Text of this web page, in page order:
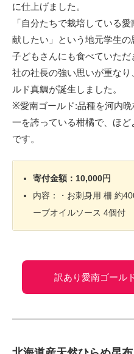
に仕上げました。
「自分たちで栽培している
献したい」という地元学生
子どもさんにも食べていた
社の社長の強い思いが重な
ルド真鯛が誕生しました。
※愛南ゴールド:品種を河内
一を誇っている柑橘で、ほ
です。
寄付金額：10,000円
内容：・お刺身用 柵 約
ーブオイルソース 4個付
訳あり愛南ゴール